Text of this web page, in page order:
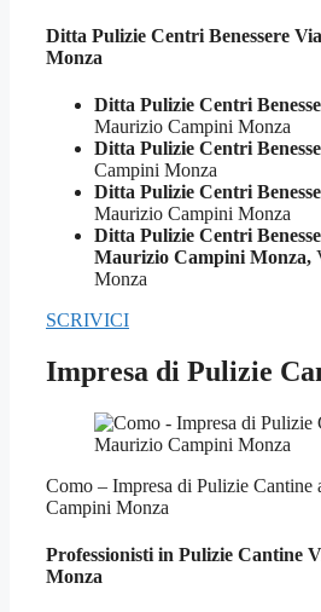
Ditta Pulizie Centri Benessere
Monza
Ditta Pulizie Centri
Maurizio Campini Monza
Ditta Pulizie Centri
Campini Monza
Ditta Pulizie Centri
Maurizio Campini Monza
Ditta Pulizie Centri
Maurizio Campini Monza,
Monza
SCRIVICI
Impresa di Pulizie
Como – Impresa di Pulizie Cantine
Campini Monza
Professionisti in Pulizie Cantine
Monza